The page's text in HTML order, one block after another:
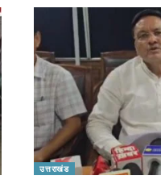
उत्तराखंड